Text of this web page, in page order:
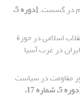
در گسست.
[دوره 5،
اسلامی در حوزة
در غرب آسیا
مقاومت در سیاست
[دوره 5، شماره 17،